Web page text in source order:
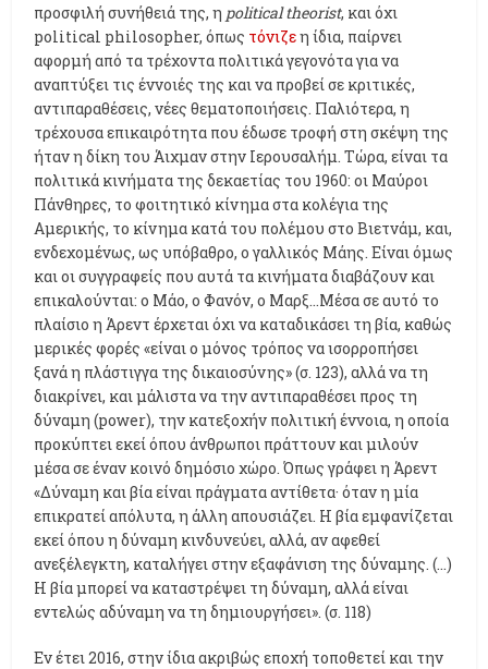
προσφιλή συνήθειά της, η political theorist, και όχι
political philosopher, όπως τόνιζεη ίδια, παίρνει
αφορμή από τα τρέχοντα πολιτικά γεγονότα για να
αναπτύξει τις έννοιές της και να προβεί σε κριτικές,
αντιπαραθέσεις, νέες θεματοποιήσεις. Παλιότερα, η
τρέχουσα επικαιρότητα που έδωσε τροφή στη σκέψη της
ήταν η δίκη του Άιχμαν στην Ιερουσαλήμ. Τώρα, είναι τα
πολιτικά κινήματα της δεκαετίας του 1960: οι Μαύροι
Πάνθηρες, το φοιτητικό κίνημα στα κολέγια της
Αμερικής, το κίνημα κατά του πολέμου στο Βιετνάμ, και,
ενδεχομένως, ως υπόβαθρο, ο γαλλικός Μάης. Είναι όμως
και οι συγγραφείς που αυτά τα κινήματα διαβάζουν και
επικαλούνται: ο Μάο, ο Φανόν, ο Μαρξ...Μέσα σε αυτό το
πλαίσιο η Άρεντ έρχεται όχι να καταδικάσει τη βία, καθώς
μερικές φορές «είναι ο μόνος τρόπος να ισορροπήσει
ξανά η πλάστιγγα της δικαιοσύνης» (σ. 123), αλλά να τη
διακρίνει, και μάλιστα να την αντιπαραθέσει προς τη
δύναμη (power), την κατεξοχήν πολιτική έννοια, η οποία
προκύπτει εκεί όπου άνθρωποι πράττουν και μιλούν
μέσα σε έναν κοινό δημόσιο χώρο. Όπως γράφει η Άρεντ
«Δύναμη και βία είναι πράγματα αντίθετα· όταν η μία
επικρατεί απόλυτα, η άλλη απουσιάζει. Η βία εμφανίζεται
εκεί όπου η δύναμη κινδυνεύει, αλλά, αν αφεθεί
ανεξέλεγκτη, καταλήγει στην εξαφάνιση της δύναμης. (...)
Η βία μπορεί να καταστρέψει τη δύναμη, αλλά είναι
εντελώς αδύναμη να τη δημιουργήσει». (σ. 118)
Εν έτει 2016, στην ίδια ακριβώς εποχή τοποθετεί και την